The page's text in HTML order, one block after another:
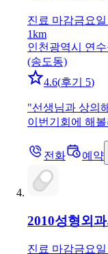
진료 마감금요일
1km
인천광역시 연수
(송도동)
4.6(후기 5)
"선생님과 상의
이번기회에 해
전화 예약
2010성형외과
진료 마감금요일